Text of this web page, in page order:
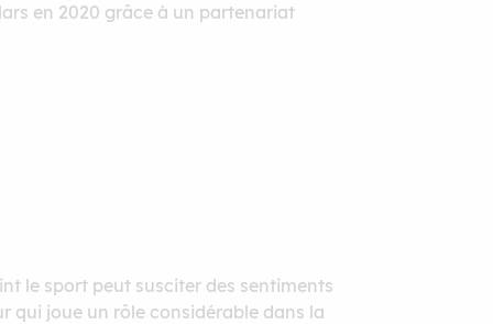
en 2020 grâce à un partenariat
le sport peut susciter des sentiments
qui joue un rôle considérable dans la